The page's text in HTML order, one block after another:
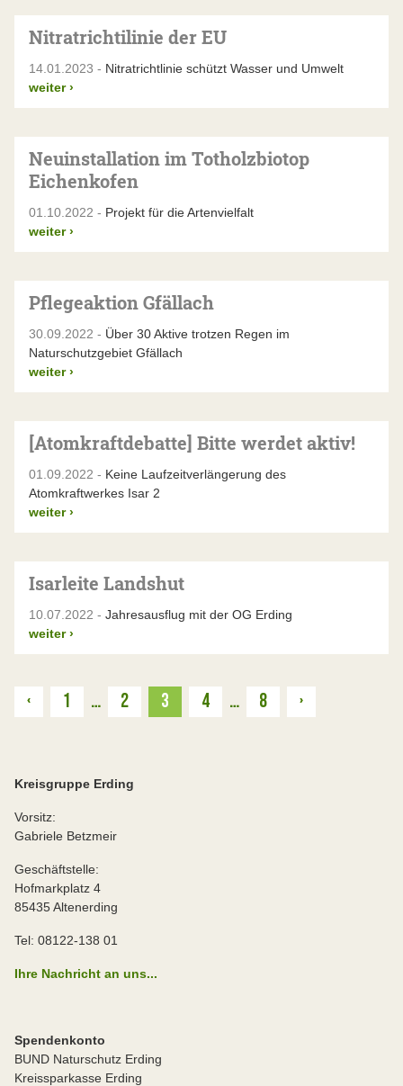
Nitratrichtilinie der EU
14.01.2023 - Nitratrichtlinie schützt Wasser und Umwelt
weiter ›
Neuinstallation im Totholzbiotop
Eichenkofen
01.10.2022 - Projekt für die Artenvielfalt
weiter ›
Pflegeaktion Gfällach
30.09.2022 - Über 30 Aktive trotzen Regen im
Naturschutzgebiet Gfällach
weiter ›
[Atomkraftdebatte] Bitte werdet aktiv!
01.09.2022 - Keine Laufzeitverlängerung des
Atomkraftwerkes Isar 2
weiter ›
Isarleite Landshut
10.07.2022 - Jahresausflug mit der OG Erding
weiter ›
Zurück
‹ 1 … 2 3 4 … 8 ›Weiter
Kreisgruppe Erding
Vorsitz:
Gabriele Betzmeir
Geschäftstelle:
Hofmarkplatz 4
85435 Altenerding
Tel: 08122-138 01
Ihre Nachricht an uns...
Spendenkonto
BUND Naturschutz Erding
Kreissparkasse Erding